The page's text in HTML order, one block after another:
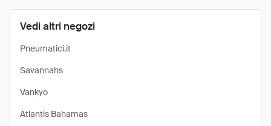
Vedi altri negozi
Pneumatici.it
Savannahs
Vankyo
Atlantis Bahamas